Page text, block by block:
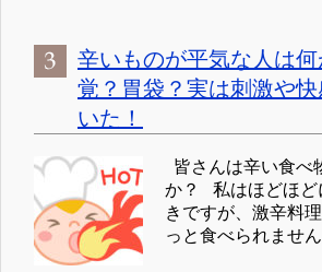
辛いものが平気な人は
覚？胃袋？実は刺激や
いた！
皆さんは辛い食べ
か？ 私はほどほど
きですが、激辛料
っと食べられませ